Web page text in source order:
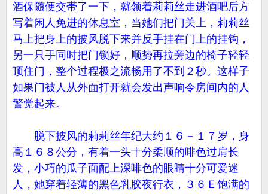
酒保随便交帯了一下，就领着莉莉丝走进酒吧后方
写着闲人免进的休息室，当她们把门关上，莉莉丝
马上把身上的披风脱下来并反手挂在门上的挂钩，
另一只手同时把门锁好，顺势再拉旁边的椅子轻轻
顶住门，整个过程极之流畅用了不到２秒。这样子
如果门被人从外面打开就会发出声响令房间内的人
警觉起来。
脱下披风的莉莉丝年纪大约１６－１７岁，身
高１６８公分，有着一头十分柔顺的啡色过肩长
发，小巧的瓜子面配上深啡色的眼睛十分可爱迷
人，她穿着轻薄的黑色乳胶夜行衣，３６Ｅ饱满的